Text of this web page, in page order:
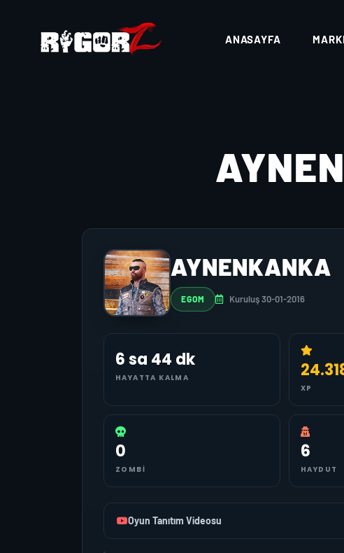
ANASAYFA
AYNENKANKA
EGOM Kuruluş 30-01-2016
6 sa 44 dk
HAYATTA KALMA
XP
0
ZOMBI
6
HAYDUT
Oyun Tanıtım Videosu